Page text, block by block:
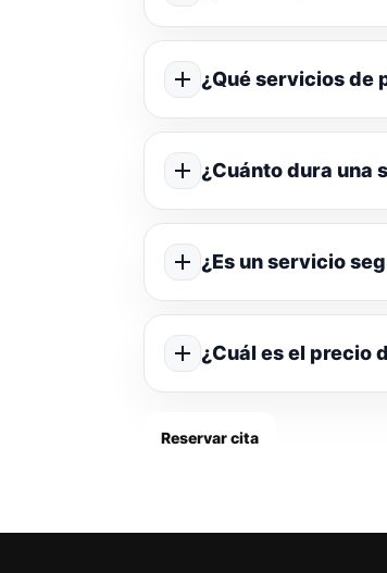
¿Qué servicios de
¿Cuánto dura una
¿Es un servicio
¿Cuál es el precio
Reservar cita